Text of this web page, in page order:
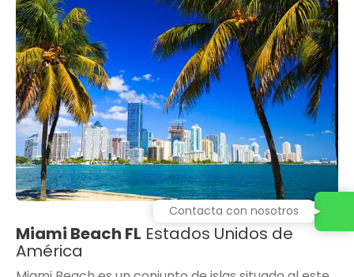
Miami Beach FL Estados Unidos de
América
Contacta con nosotros